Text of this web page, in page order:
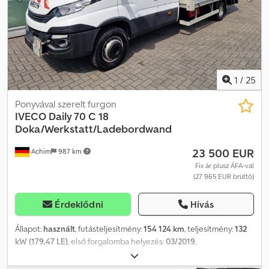
sebességes váltó * 3 ülés * Klíma * Euro 5
1 / 25
Achim 987 km
Ponyvával szerelt furgon
IVECO Daily 70 C 18
Doka/Werkstatt/Ladebordwand
23 500 EUR
Fix ár plusz ÁFA-val
(27 965 EUR bruttó)
Érdeklődni Hívás
Állapot: használt, futásteljesítmény:154 124 km, teljesítmény:132
kW (179,47 LE), első forgalomba helyezés:03/2019,
, össztömeg:
(TÜV):05/2026, szín:fehér, hajtástípus:mechanikai, kibocsátási